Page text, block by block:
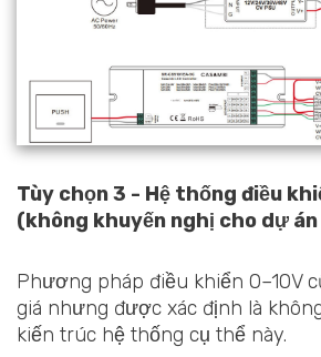
Tùy chọn 3 - Hệ thống điều
(không khuyến nghị cho dự
Phương pháp điều khiển 0–10V
giá nhưng được xác định là
kiến trúc hệ thống cụ thể này.